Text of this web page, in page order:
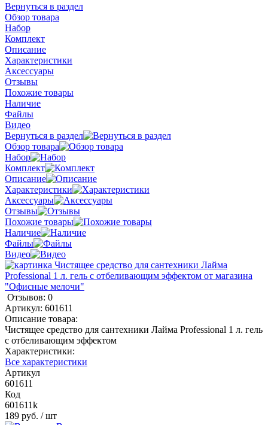
Вернуться в раздел
Обзор товара
Набор
Комплект
Описание
Характеристики
Аксессуары
Отзывы
Похожие товары
Наличие
Файлы
Видео
Вернуться в раздел
Обзор товара
Набор
Комплект
Описание
Характеристики
Аксессуары
Отзывы
Похожие товары
Наличие
Файлы
Видео
Отзывов: 0
Артикул: 601611
Описание товара:
Чистящее средство для сантехники Лайма Professional 1 л. гель
с отбеливающим эффектом
Характеристики:
Все характеристики
Артикул
601611
Код
601611k
189 руб. / шт